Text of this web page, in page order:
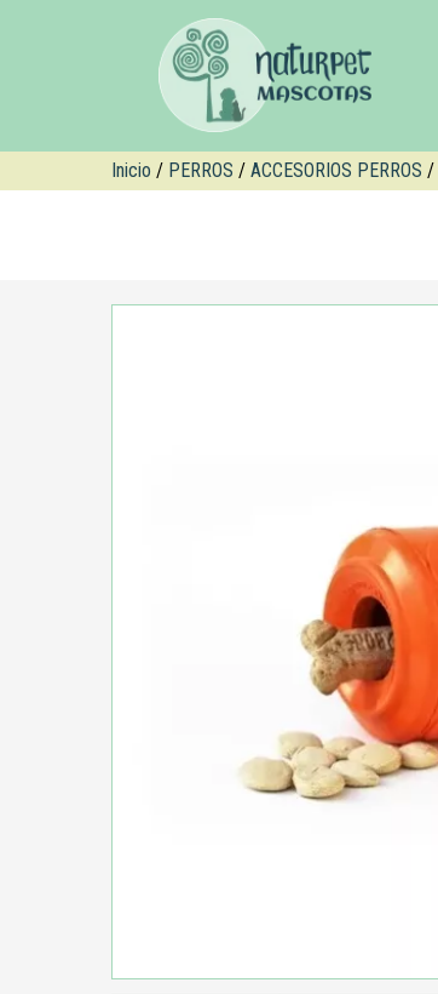
Inicio / PERROS / ACCESORIOS PERROS /